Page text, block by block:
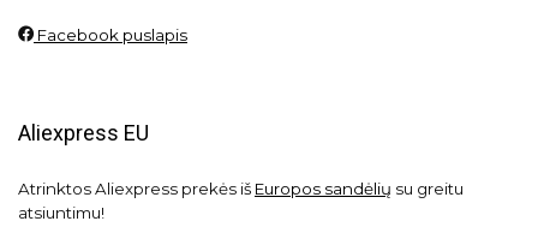
Facebook puslapis
Aliexpress EU
Atrinktos Aliexpress prekės iš Europos sandėlių su greitu
atsiuntimu!